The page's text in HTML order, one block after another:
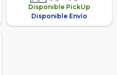
Disponible PickUp
Disponible Envío